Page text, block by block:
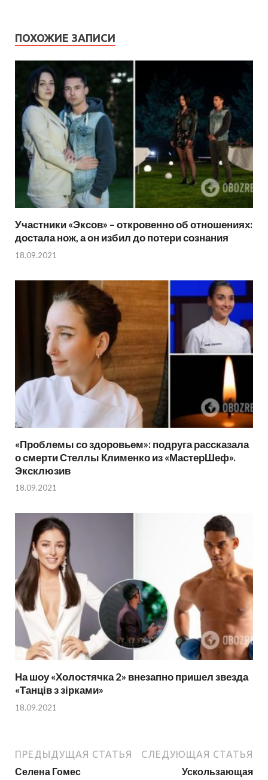
ПОХОЖИЕ ЗАПИСИ
Участники «Эксов» – откровенно об отношениях:
достала нож, а он избил до потери сознания
18.09.2021
«Проблемы со здоровьем»: подруга рассказала
о смерти Стеллы Клименко из «МастерШеф».
Эксклюзив
18.09.2021
На шоу «Холостячка 2» внезапно пришел звезда
«Танців з зірками»
18.09.2021
ПРЕДЫДУЩАЯ СТАТЬЯ
Селена Гомес
СЛЕДУЮЩАЯ СТАТЬЯ
Ускользающая